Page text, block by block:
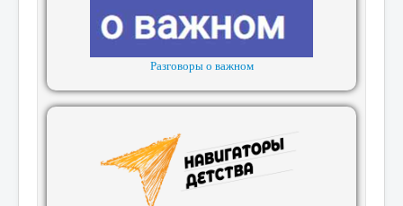
Разговоры о важном